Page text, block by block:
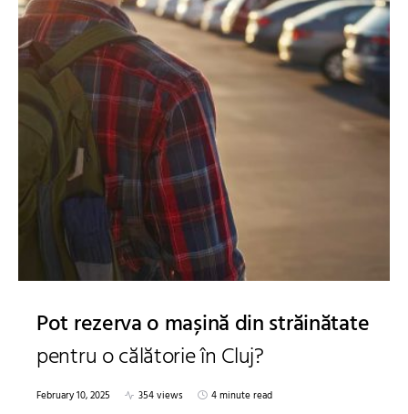
Pot rezerva o mașină din străinătate
pentru o călătorie în Cluj?
February 10, 2025 354 views
4 minute read